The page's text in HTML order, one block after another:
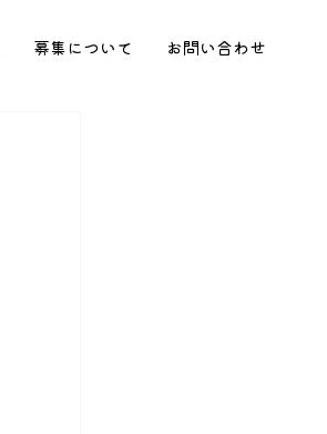
募集について お問い合わせ